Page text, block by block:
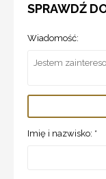
SPRAWDŹ
Wiadomość:
Imię i nazwisko: *